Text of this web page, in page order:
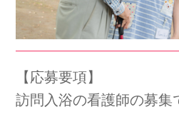
WEB勤
支店連絡
会社概要 個人情報保
【応募要項】
訪問入浴の看護師の募集